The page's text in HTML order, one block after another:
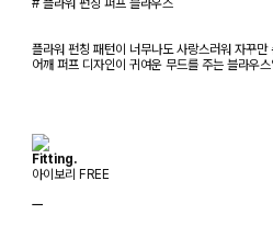
# 플라워 펀칭 퍼프 블라우스
플라워 펀칭 패턴이 너무나도 사랑스러워 자꾸만
어깨 퍼프 디자인이 귀여운 무드를 주는 블라우
Fitting.
아이보리 FREE
ㅡ